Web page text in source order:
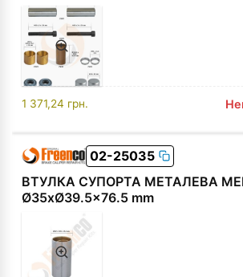
1 371,24 грн.
02-25035
ВТУЛКА СУПОРТА МЕТАЛЕВА
Ø35xØ39.5x76.5 mm